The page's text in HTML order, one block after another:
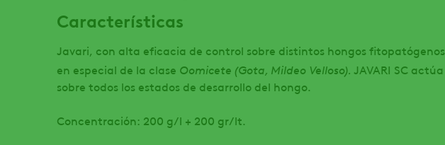
Características
Javari, con alta eficacia de control sobre distintos hongos fitopatógenos
en especial de la clase Oomicete (Gota, Mildeo Velloso). JAVARI SC actúa
sobre todos los estados de desarrollo del hongo.
Concentración: 200 g/l + 200 gr/lt.